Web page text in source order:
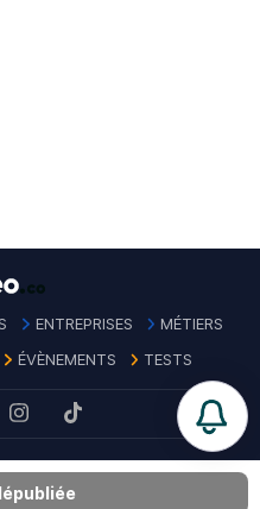
ENTREPRISES
MÉTIERS
ÉVÈNEMENTS TESTS
Politique de confidentialité des